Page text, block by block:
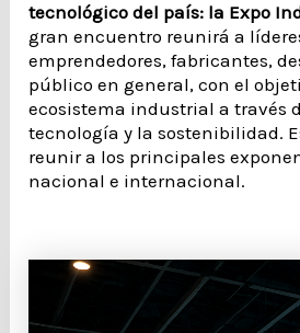
tecnológico del país: la Expo
gran encuentro reunirá a
emprendedores, fabricantes,
público en general, con el
ecosistema industrial a través
tecnología y la sostenibilidad.
reunir a los principales
nacional e internacional.